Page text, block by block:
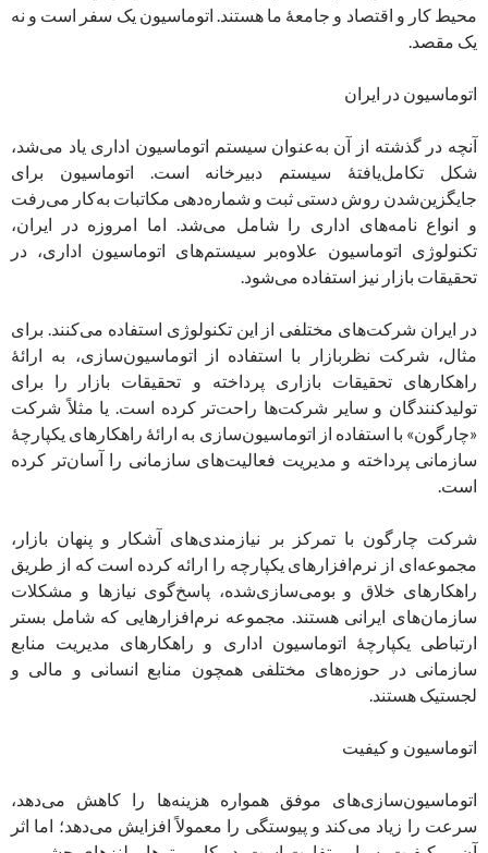
محیط کار و اقتصاد و جامعۀ ما هستند. اتوماسیون یک سفر است و نه
یک مقصد.
اتوماسیون در ایران
آنچه در گذشته از آن به‌عنوان سیستم اتوماسیون اداری یاد می‌شد،
شکل تکامل‌یافتۀ سیستم دبیرخانه است. اتوماسیون برای
جایگزین‌شدن روش دستی ثبت و شماره‌دهی مکاتبات به‌کار می‌رفت
و انواع نامه‌های اداری را شامل می‌شد. اما امروزه در ایران،
تکنولوژی اتوماسیون علاوه‌بر سیستم‌های اتوماسیون اداری، در
تحقیقات بازار نیز استفاده می‌شود.
در ایران شرکت‌های مختلفی از این تکنولوژی استفاده می‌کنند. برای
مثال، شرکت نظربازار با استفاده از اتوماسیون‌سازی، به ارائۀ
راهکارهای تحقیقات بازاری پرداخته و تحقیقات بازار را برای
تولیدکنندگان و سایر شرکت‌ها راحت‌تر کرده است. یا مثلاً شرکت
«چارگون» با استفاده از اتوماسیون‌سازی به ارائۀ راهکارهای یکپارچۀ
سازمانی پرداخته و مدیریت فعالیت‌های سازمانی را آسان‌تر کرده
است.
شرکت چارگون با تمرکز بر نیازمندی‌های آشکار و پنهان بازار،
مجموعه‌ای از نرم‌افزارهای یکپارچه را ارائه کرده است که از طریق
راهکارهای خلاق و بومی‌سازی‌شده، پاسخ‌گوی نیازها و مشکلات
سازمان‌های ایرانی هستند. مجموعه نرم‌افزارهایی که شامل بستر
ارتباطی یکپارچۀ اتوماسیون اداری و راهکارهای مدیریت منابع
سازمانی در حوزه‌های مختلفی همچون منابع انسانی و مالی و
لجستیک هستند.
اتوماسیون و کیفیت
اتوماسیون‌سازی‌های موفق همواره هزینه‌ها را کاهش می‌دهد،
سرعت را زیاد می‌کند و پیوستگی را معمولاً افزایش می‌دهد؛ اما اثر